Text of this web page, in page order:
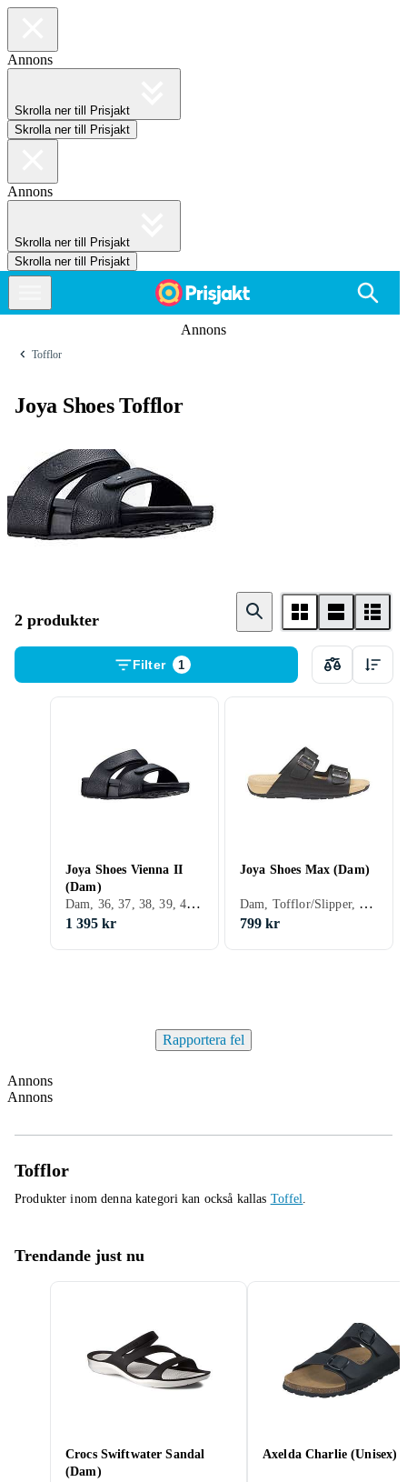
Annons
Skrolla ner till Prisjakt
Skrolla ner till Prisjakt
Annons
Skrolla ner till Prisjakt
Skrolla ner till Prisjakt
Annons
Tofflor
Joya Shoes Tofflor
2 produkter
Filter 1
Joya Shoes Vienna II
(Dam)
Dam, 36, 37, 38, 39, 40, 41, 42, 43, 35
1 395 kr
Joya Shoes Max (Dam)
Dam, Tofflor/Slipper, 41, 42, 43, 44, 45, 46
799 kr
Rapportera fel
Annons
Annons
Tofflor
Produkter inom denna kategori kan också kallas Toffel.
Trendande just nu
Crocs Swiftwater Sandal
(Dam)
Axelda Charlie (Unisex)